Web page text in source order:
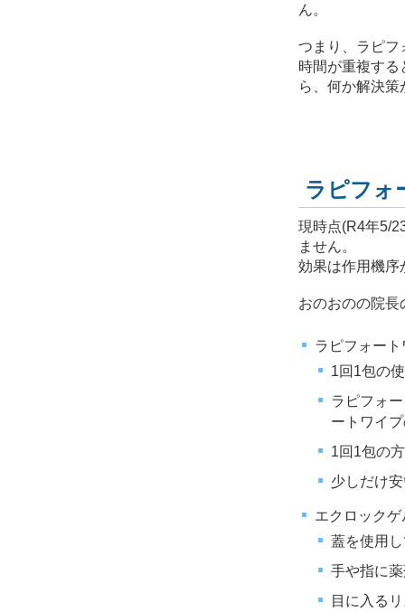
ん。
つまり、ラピフ
時間が重複す
ら、何か解決
ラピフ
現時点(R4年5/
ません。
効果は作用機序
おのおのの院
ラピフォー
1回1包の
ラピフォ
ートワイ
1回1包の
少しだけ
エクロック
蓋を使用
手や指に
目に入る